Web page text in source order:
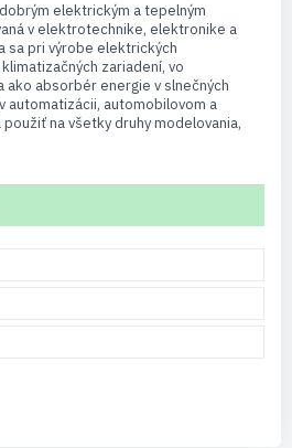
elektrickým a tepelným
v elektrotechnike, elektronike a
sa pri výrobe elektrických
zariadení, vo
ako absorbér energie v slnečných
automatizácii, automobilovom a
na všetky druhy modelovania,